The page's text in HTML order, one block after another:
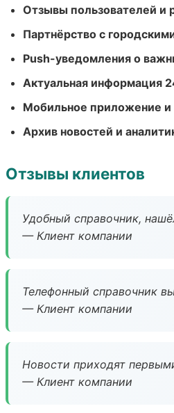
Отзывы пользователей и
Партнёрство с
Push-уведомления о
Актуальная информация
Мобильное приложение и
Архив новостей и
Отзывы клиентов
Удобный справочник,
— Клиент компании
Телефонный справочник
— Клиент компании
Новости приходят
— Клиент компании